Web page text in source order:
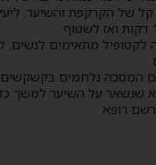
קל של הקרקפת והשיער.
לקטופיל מתאימים לנשים,
המסכה נלחמים בקשקשים
שנשאר על השיער למשך
רופא